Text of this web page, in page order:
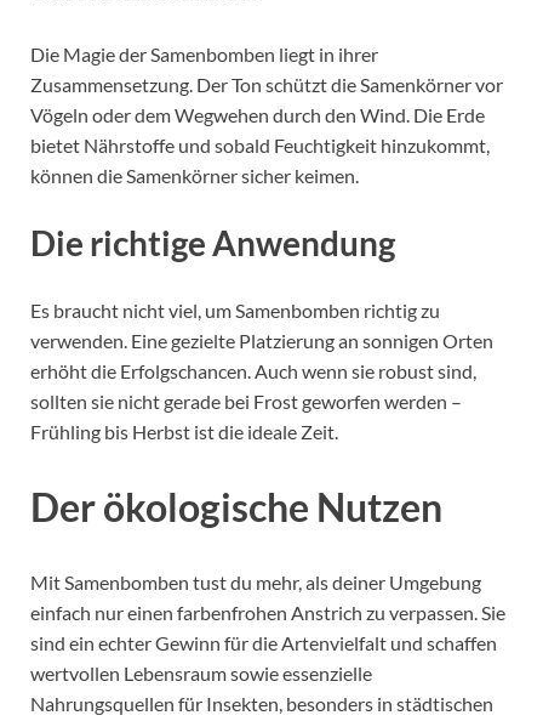
Die Magie der Samenbomben liegt in ihrer
Zusammensetzung. Der Ton schützt die Samenkörner vor
Vögeln oder dem Wegwehen durch den Wind. Die Erde
bietet Nährstoffe und sobald Feuchtigkeit hinzukommt,
können die Samenkörner sicher keimen.
Die richtige Anwendung
Es braucht nicht viel, um Samenbomben richtig zu
verwenden. Eine gezielte Platzierung an sonnigen Orten
erhöht die Erfolgschancen. Auch wenn sie robust sind,
sollten sie nicht gerade bei Frost geworfen werden –
Frühling bis Herbst ist die ideale Zeit.
Der ökologische Nutzen
Mit Samenbomben tust du mehr, als deiner Umgebung
einfach nur einen farbenfrohen Anstrich zu verpassen. Sie
sind ein echter Gewinn für die Artenvielfalt und schaffen
wertvollen Lebensraum sowie essenzielle
Nahrungsquellen für Insekten, besonders in städtischen